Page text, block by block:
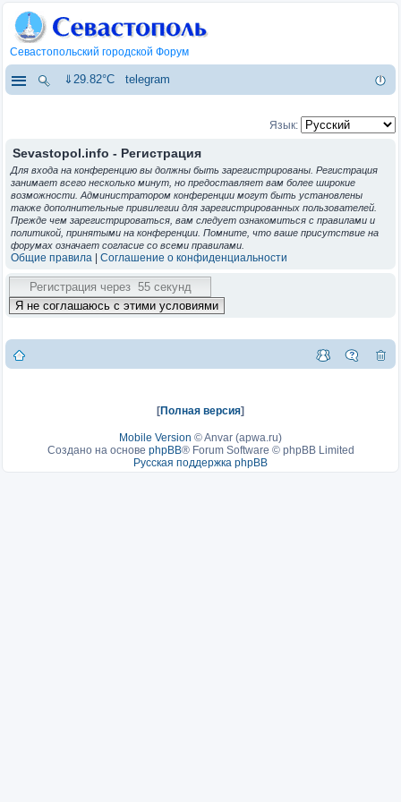
Севастопольский городской Форум
⇓29.82°C telegram
Язык:
Sevastopol.info - Регистрация
Для входа на конференцию вы должны быть зарегистрированы. Регистрация
занимает всего несколько минут, но предоставляет вам более широкие
возможности. Администратором конференции могут быть установлены
также дополнительные привилегии для зарегистрированных пользователей.
Прежде чем зарегистрироваться, вам следует ознакомиться с правилами и
политикой, принятыми на конференции. Помните, что ваше присутствие на
форумах означает согласие со всеми правилами.
Общие правила Соглашение о конфиденциальности
[Полная версия]
Mobile Version ©Anvar (apwa.ru)
Создано на основе phpBB® Forum Software © phpBB Limited
Русская поддержка phpBB